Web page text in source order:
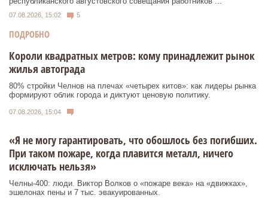
07.08.2026, 15:02 5
ПОДРОБНО
Короли квадратных метров: кому принадлежит рынок
жилья автограда
80% стройки Челнов на плечах «четырех китов»: как лидеры рынка
формируют облик города и диктуют ценовую политику.
07.08.2026, 15:04
«Я не могу гарантировать, что обошлось без погибших.
При таком пожаре, когда плавится металл, ничего
исключать нельзя»
Челны-400: люди. Виктор Волков о «пожаре века» на «движках»,
эшелонах пены и 7 тыс. эвакуированных.